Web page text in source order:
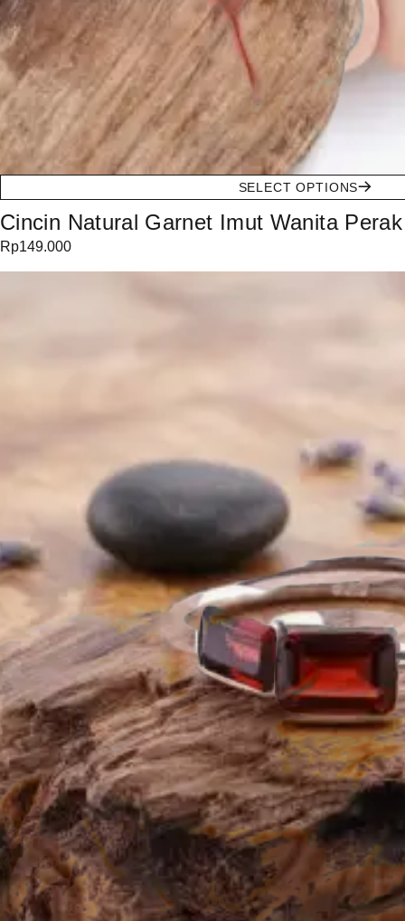
SELECT OPTIONS
Cincin Natural Garnet Imut Wanita
Rp149.000